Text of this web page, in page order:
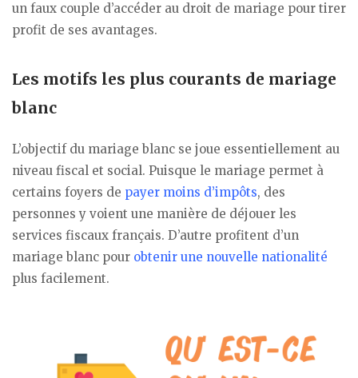
un faux couple d’accéder au droit de mariage pour tirer
profit de ses avantages.
Les motifs les plus courants de mariage
blanc
L’objectif du mariage blanc se joue essentiellement au
niveau fiscal et social. Puisque le mariage permet à
certains foyers de payer moins d’impôts, des
personnes y voient une manière de déjouer les
services fiscaux français. D’autre profitent d’un
mariage blanc pour obtenir une nouvelle nationalité
plus facilement.